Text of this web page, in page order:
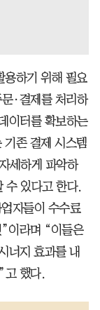
하기 위해 필요
·결제를 처리하
이터를 확보하는
기존 결제 시스템
세하게 파악하
수 있다고 한다.
자들이 수수료
이라며 “이들은
너지 효과를 내
고 했다.